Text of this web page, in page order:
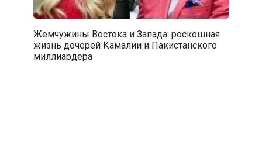
Жемчужины Востока и Запада: роскошная
жизнь дочерей Камалии и Пакистанского
миллиардера